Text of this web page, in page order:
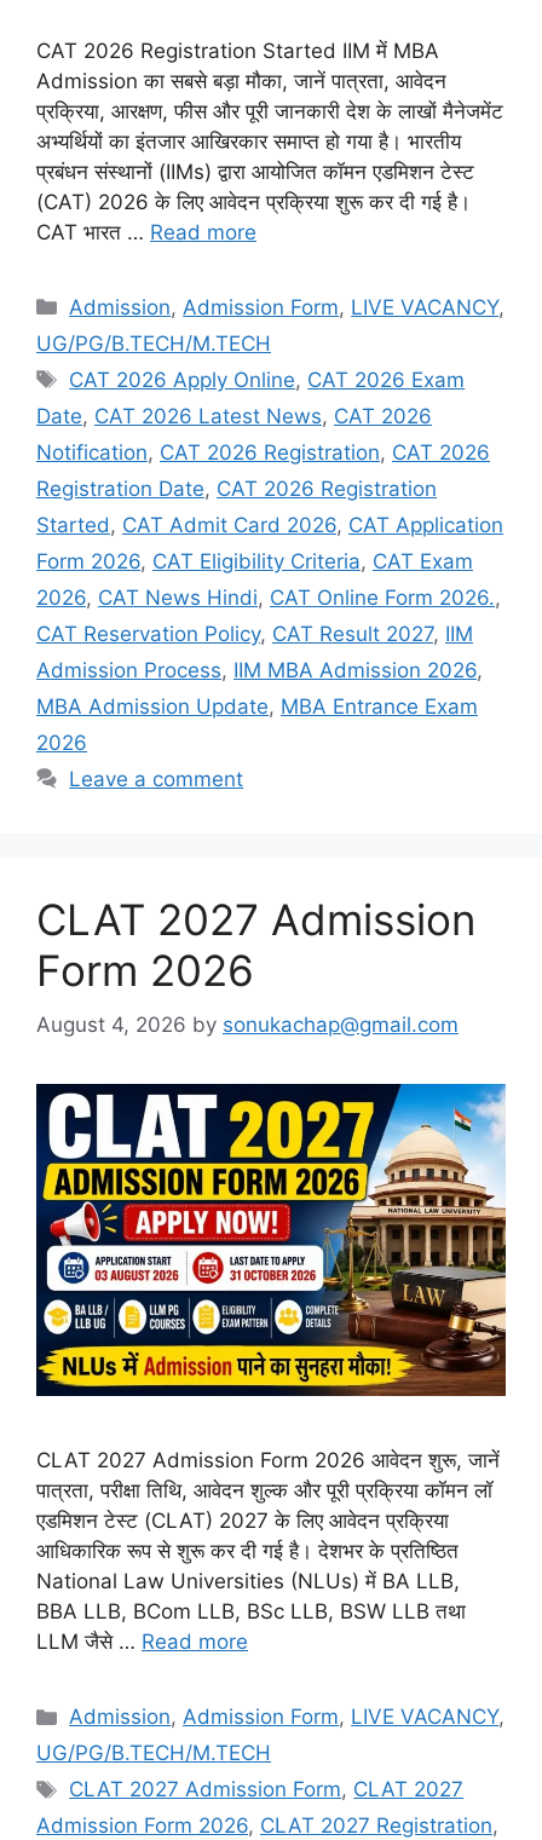
CAT 2026 Registration Started IIM में MBA
Admission का सबसे बड़ा मौका, जानें पात्रता, आवेदन
प्रक्रिया, आरक्षण, फीस और पूरी जानकारी देश के लाखों मैनेजमेंट
अभ्यर्थियों का इंतजार आखिरकार समाप्त हो गया है। भारतीय
प्रबंधन संस्थानों (IIMs) द्वारा आयोजित कॉमन एडमिशन टेस्ट
(CAT) 2026 के लिए आवेदन प्रक्रिया शुरू कर दी गई है।
CAT भारत … Read more
Admission,Admission Form, LIVE VACANCY,
UG/PG/B.TECH/M.TECH
CAT 2026 Apply Online, CAT 2026 Exam
Date, CAT 2026 Latest News, CAT 2026
Notification, CAT 2026 Registration, CAT 2026
Registration Date, CAT 2026 Registration
Started, CAT Admit Card 2026, CAT Application
Form 2026, CAT Eligibility Criteria, CAT Exam
2026, CAT News Hindi, CAT Online Form 2026.,
CAT Reservation Policy, CAT Result 2027, IIM
Admission Process, IIM MBA Admission 2026,
MBA Admission Update, MBA Entrance Exam
2026
Leave a comment
CLAT 2027 Admission
Form 2026
August 4, 2026 by sonukachap@gmail.com
CLAT 2027 Admission Form 2026 आवेदन शुरू, जानें
पात्रता, परीक्षा तिथि, आवेदन शुल्क और पूरी प्रक्रिया कॉमन लॉ
एडमिशन टेस्ट (CLAT) 2027 के लिए आवेदन प्रक्रिया
आधिकारिक रूप से शुरू कर दी गई है। देशभर के प्रतिष्ठित
National Law Universities (NLUs) में BA LLB,
BBA LLB, BCom LLB, BSc LLB, BSW LLB तथा
LLM जैसे … Read more
Admission,Admission Form, LIVE VACANCY,
UG/PG/B.TECH/M.TECH
CLAT 2027 Admission Form, CLAT 2027
Admission Form 2026, CLAT 2027 Registration,